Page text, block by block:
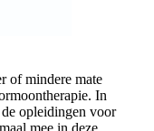
of mindere mate
In
opleidingen voor